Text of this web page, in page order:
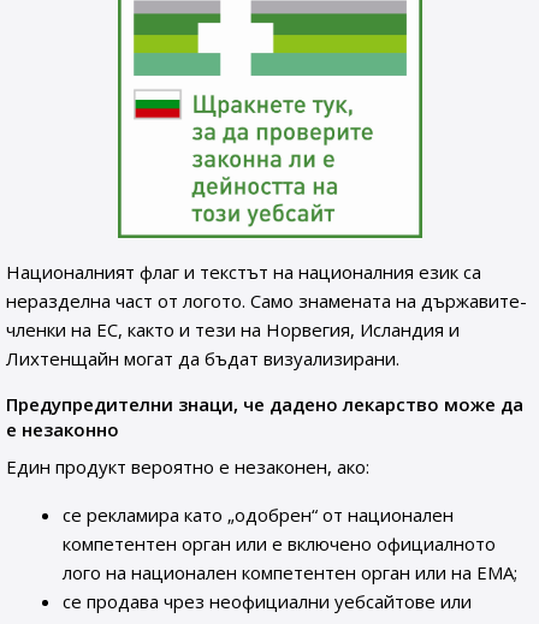
Националният флаг и текстът на националния език са
неразделна част от логото. Само знамената на държавите-
членки на ЕС, както и тези на Норвегия, Исландия и
Лихтенщайн могат да бъдат визуализирани.
Предупредителни знаци, че дадено лекарство може да
е незаконно
Един продукт вероятно е незаконен, ако:
се рекламира като „одобрен“ от национален
компетентен орган или е включено официалното
лого на национален компетентен орган или на ЕМА;
се продава чрез неофициални уебсайтове или